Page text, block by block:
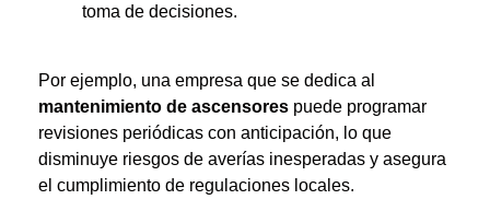
toma de decisiones.
Por ejemplo, una empresa que se dedica al
mantenimiento de ascensores puede programar
revisiones periódicas con anticipación, lo que
disminuye riesgos de averías inesperadas y asegura
el cumplimiento de regulaciones locales.